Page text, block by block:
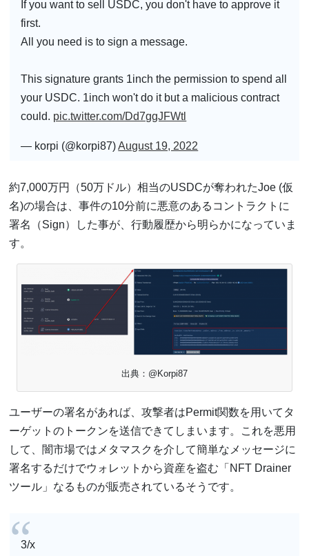
If you want to sell USDC, you don't have to approve it
first.
All you need is to sign a message.
This signature grants 1inch the permission to spend all
your USDC. 1inch won't do it but a malicious contract
could. pic.twitter.com/Dd7ggJFWtl
— korpi (@korpi87)August 19, 2022
約7,000万円（50万ドル）相当のUSDCが奪われたJoe (仮
名)の場合は、事件の10分前に悪意のあるコントラクトに
署名（Sign）した事が、行動履歴から明らかになっていま
す。
出典：@Korpi87
ユーザーの署名があれば、攻撃者はPermit関数を用いてタ
ーゲットのトークンを送信できてしまいます。これを悪用
して、闇市場ではメタマスクを介して簡単なメッセージに
署名するだけでウォレットから資産を盗む「NFT Drainer
ツール」なるものが販売されているそうです。
3/x